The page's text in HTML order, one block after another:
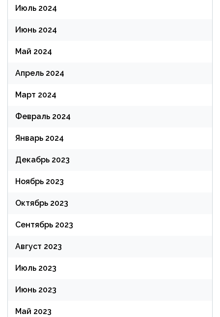
Июль 2024
Июнь 2024
Май 2024
Апрель 2024
Март 2024
Февраль 2024
Январь 2024
Декабрь 2023
Ноябрь 2023
Октябрь 2023
Сентябрь 2023
Август 2023
Июль 2023
Июнь 2023
Май 2023